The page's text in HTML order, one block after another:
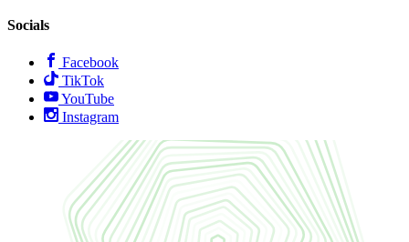
Socials
Facebook
TikTok
YouTube
Instagram